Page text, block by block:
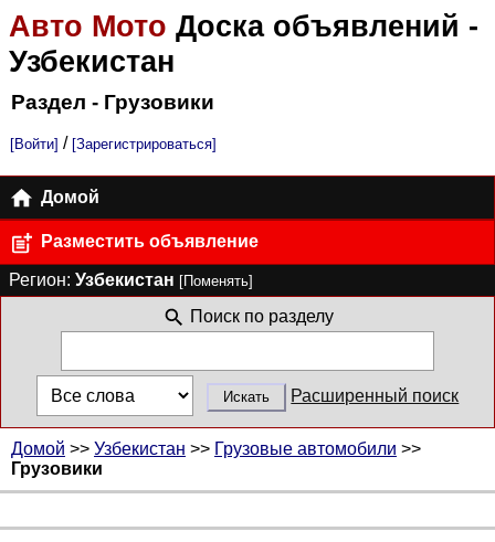
Авто Мото Доска объявлений -
Узбекистан
Раздел - Грузовики
[Войти] / [Зарегистрироваться]
Домой
Разместить объявление
Регион: Узбекистан [Поменять]
Поиск по разделу
Расширенный поиск
Домой >> Узбекистан >> Грузовые автомобили >>
Грузовики